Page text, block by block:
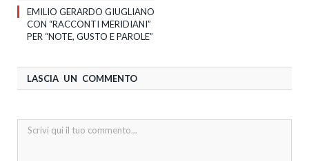
EMILIO GERARDO GIUGLIANO
CON “RACCONTI MERIDIANI”
PER “NOTE, GUSTO E PAROLE”
LASCIA UN COMMENTO